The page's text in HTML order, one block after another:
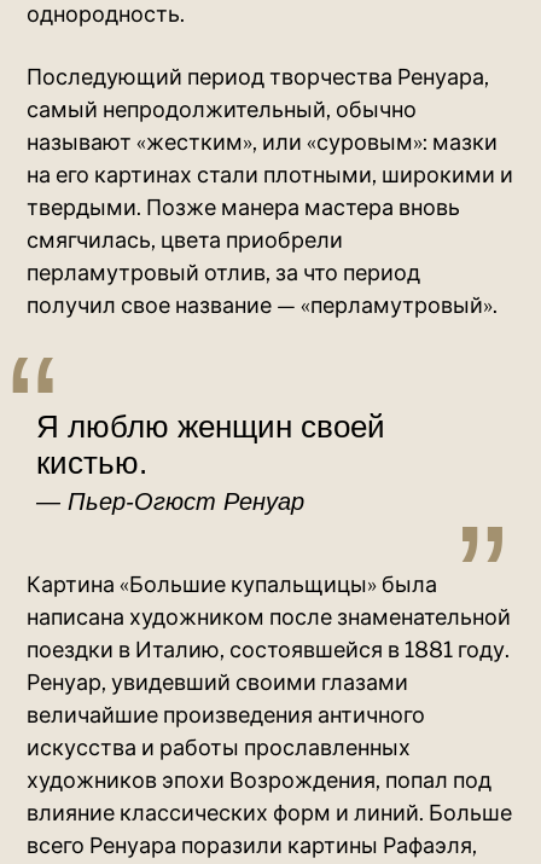
однородность.
Последующий период творчества Ренуара,
самый непродолжительный, обычно
называют «жестким», или «суровым»: мазки
на его картинах стали плотными, широкими и
твердыми. Позже манера мастера вновь
смягчилась, цвета приобрели
перламутровый отлив, за что период
получил свое название — «перламутровый».
Я люблю женщин своей
кистью.
Пьер-Огюст Ренуар
Картина «Большие купальщицы» была
написана художником после знаменательной
поездки в Италию, состоявшейся в 1881 году.
Ренуар, увидевший своими глазами
величайшие произведения античного
искусства и работы прославленных
художников эпохи Возрождения, попал под
влияние классических форм и линий. Больше
всего Ренуара поразили картины Рафаэля,